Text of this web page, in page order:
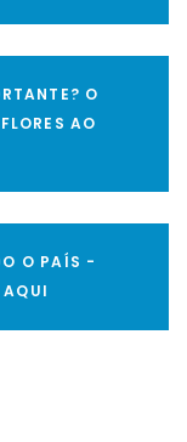
O
AO
O PAÍS -